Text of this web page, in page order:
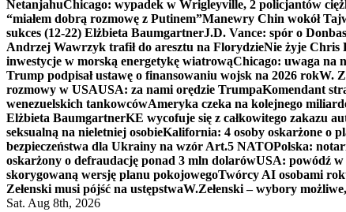
NetanjahuChicago: wypadek w Wrigleyville, 2 policjantów
“miałem dobrą rozmowę z Putinem”Manewry Chin wokół
sukces (12-22) Elżbieta BaumgartnerJ.D. Vance: spór o
Andrzej Wawrzyk trafił do aresztu na FlorydzieNie żyje Chris
inwestycje w morską energetykę wiatrowąChicago: uwaga na
Trump podpisał ustawę o finansowaniu wojsk na 2026 rokW.
rozmowy w USAUSA: za nami orędzie TrumpaKomendant
wenezuelskich tankowcówAmeryka czeka na kolejnego
Elżbieta BaumgartnerKE wycofuje się z całkowitego zakazu
seksualną na nieletniej osobieKalifornia: 4 osoby oskarżone o
bezpieczeństwa dla Ukrainy na wzór Art.5 NATOPolska:
oskarżony o defraudację ponad 3 mln dolarówUSA: powódź w
skorygowaną wersję planu pokojowegoTwórcy AI osobami
Zełenski musi pójść na ustępstwaW.Zełenski – wybory
Sat. Aug 8th, 2026